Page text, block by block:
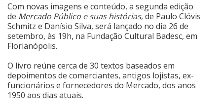
Guia de Serviços
Anuncie
Cinema
Com novas imagens e conteúdo, a segunda edição
de Mercado Público e suas histórias, de Paulo Clóvis
Schmitz e Danísio Silva, será lançado no dia 26 de
setembro, às 19h, na Fundação Cultural Badesc, em
Florianópolis.
O livro reúne cerca de 30 textos baseados em
depoimentos de comerciantes, antigos lojistas, ex-
funcionários e fornecedores do Mercado, dos anos
1950 aos dias atuais.